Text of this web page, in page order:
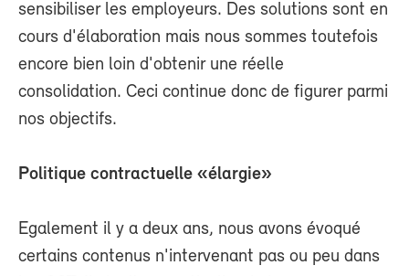
sensibiliser les employeurs. Des solutions sont en
cours d'élaboration mais nous sommes toutefois
encore bien loin d'obtenir une réelle
consolidation. Ceci continue donc de figurer parmi
nos objectifs.
Politique contractuelle «élargie»
Egalement il y a deux ans, nous avons évoqué
certains contenus n'intervenant pas ou peu dans